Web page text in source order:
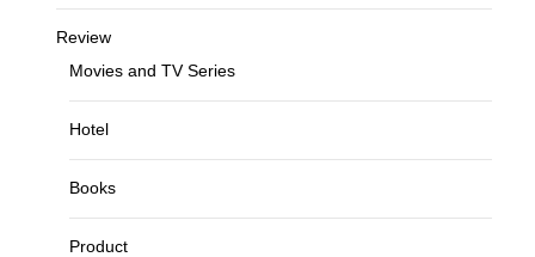
Review
Movies and TV Series
Hotel
Books
Product